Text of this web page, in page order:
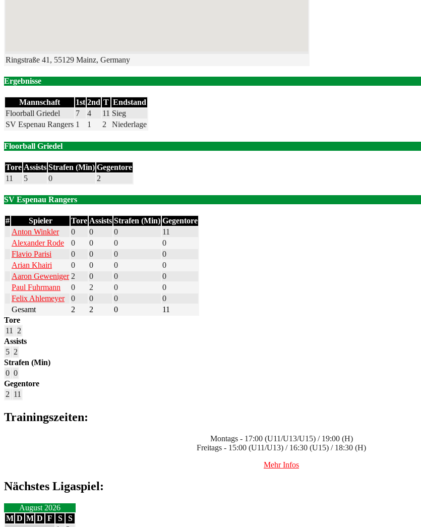
Ringstraße 41, 55129 Mainz, Germany
Ergebnisse
Mannschaft 1st 2nd T Endstand
Floorball Griedel
7 4 11 Sieg
SV Espenau Rangers 1 1 2 Niederlage
Floorball Griedel
Tore Assists Strafen (Min) Gegentore
11
5 0 2
SV Espenau Rangers
# Spieler Tore Assists Strafen (Min) Gegentore
Anton Winkler
0 0 0
11
Alexander Rode
0 0 0
0
Flavio Parisi
0 0 0
0
Arian Khairi
0 0 0
0
Aaron Geweniger 2 0 0
0
Paul Fuhrmann
0 2 0
0
Felix Ahlemeyer
0 0 0
0
Gesamt
2 2 0
11
Tore
11 2
Assists
5 2
Strafen (Min)
0 0
Gegentore
2 11
Trainingszeiten:
Montags - 17:00 (U11/U13/U15) / 19:00 (H)
Freitags - 15:00 (U11/U13) / 16:30 (U15) / 18:30 (H)
Mehr Infos
Nächstes Ligaspiel:
August 2026
M D M D F S
S